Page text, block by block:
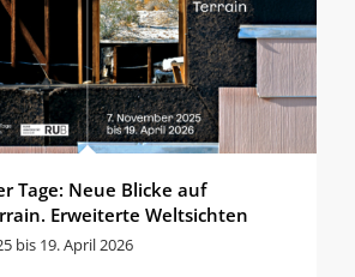
Tage: Neue Blicke auf
Erweiterte Weltsichten
bis 19. April 2026